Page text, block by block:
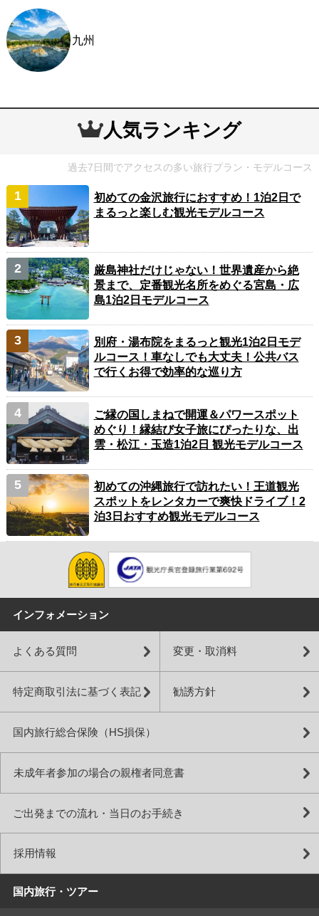
九州
人気ランキング
過去7日間でアクセスの多い旅行プラン・モデルコース
初めての金沢旅行におすすめ！1泊2日で
まるっと楽しむ観光モデルコース
厳島神社だけじゃない！世界遺産から絶
景まで、定番観光名所をめぐる宮島・広
島1泊2日モデルコース
別府・湯布院をまるっと観光1泊2日モデ
ルコース！車なしでも大丈夫！公共バス
で行くお得で効率的な巡り方
ご縁の国しまねで開運＆パワースポット
めぐり！縁結び女子旅にぴったりな、出
雲・松江・玉造1泊2日 観光モデルコース
初めての沖縄旅行で訪れたい！王道観光
スポットをレンタカーで爽快ドライブ！2
泊3日おすすめ観光モデルコース
インフォメーション
よくある質問 変更・取消料
特定商取引法に基づく表記 勧誘方針
国内旅行総合保険（HS損保）
未成年者参加の場合の親権者同意書
ご出発までの流れ・当日のお手続き
採用情報
国内旅行・ツアー